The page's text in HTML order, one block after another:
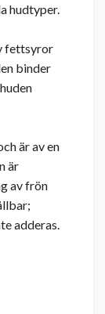
hudtyper.
fettsyror
binder
är av en
är
av frön
adderas.